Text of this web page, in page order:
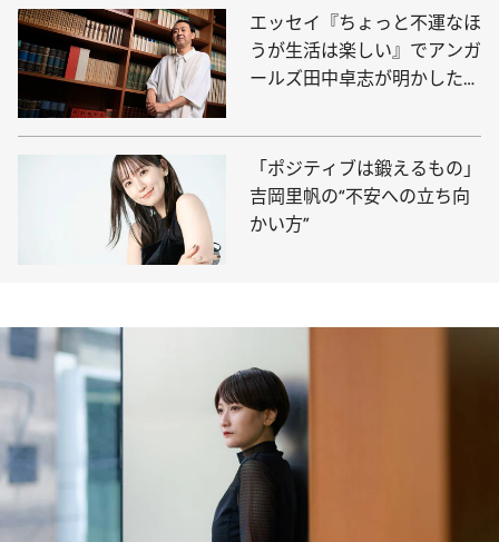
エッセイ『ちょっと不運なほ
うが生活は楽しい』でアンガ
ールズ田中卓志が明かした、
「ポジティブは鍛えるもの」
吉岡里帆の“不安への立ち向
かい方”